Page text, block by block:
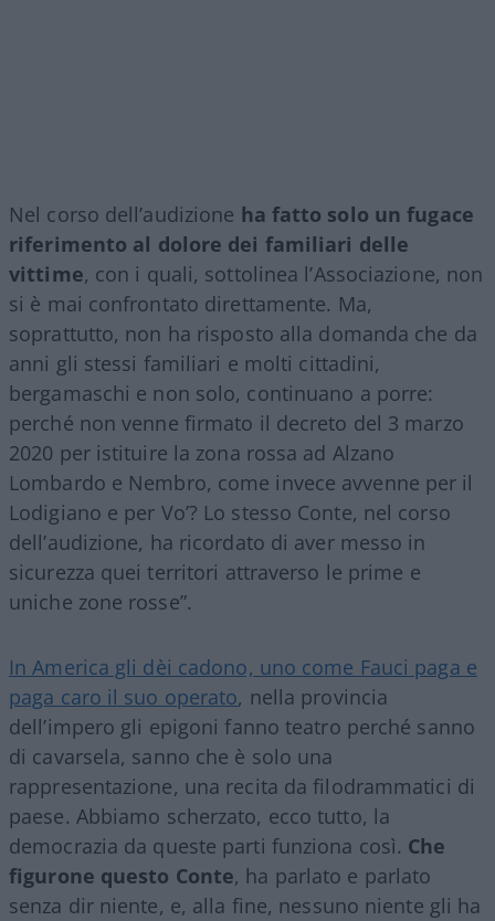
Nel corso dell’audizione ha fatto solo un fugace
riferimento al dolore dei familiari delle
vittime, con i quali, sottolinea l’Associazione, non
si è mai confrontato direttamente. Ma,
soprattutto, non ha risposto alla domanda che da
anni gli stessi familiari e molti cittadini,
bergamaschi e non solo, continuano a porre:
perché non venne firmato il decreto del 3 marzo
2020 per istituire la zona rossa ad Alzano
Lombardo e Nembro, come invece avvenne per il
Lodigiano e per Vo’? Lo stesso Conte, nel corso
dell’audizione, ha ricordato di aver messo in
sicurezza quei territori attraverso le prime e
uniche zone rosse”.
In America gli dèi cadono, uno come Fauci paga e
paga caro il suo operato, nella provincia
dell’impero gli epigoni fanno teatro perché sanno
di cavarsela, sanno che è solo una
rappresentazione, una recita da filodrammatici di
paese. Abbiamo scherzato, ecco tutto, la
democrazia da queste parti funziona così. Che
figurone questo Conte, ha parlato e parlato
senza dir niente, e, alla fine, nessuno niente gli ha